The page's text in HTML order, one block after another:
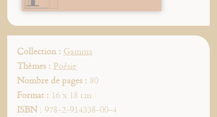
Collection : Gamma
Thèmes : Poésie
Nombre de pages : 80
Format : 16 x 18 cm
ISBN: 978-2-914338-00-4